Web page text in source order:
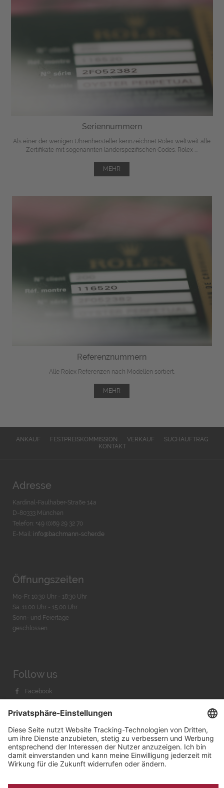
Seriennummern
Als einer der wenigen Uhrenhersteller kennzeichnet Rolex weltweit alle
Zertifikate mit sogenannten länderspezifischen Codes. Rolex ...
MEHR
Referenznummern
Alle Rolex Referenzen nach Modellen sortiert.
MEHR
ANKAUF FESTPREISKOMMISSION VERKAUF
SUCHAUFTRAG
KONTAKT
Adresse
Kardinal-Faulhaber-Straße 14a
D-80333 München
Telefon: +49 (0)89 29 32 70
E-Mail: info@bachmann-scher.de
Öffnungszeiten
Mo-Fr. 10:30 Uhr - 18:30 Uhr
Sa. 11:00 Uhr - 15.00 Uhr
Sonn- und Feiertage
geschlossen
Follow us
Facebook
Youtube